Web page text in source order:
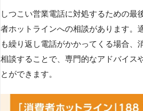
しつこい営業電話に対処するための最
者ホットラインへの相談があります。
も繰り返し電話がかかってくる場合、
相談することで、専門的なアドバイス
とができます​​。